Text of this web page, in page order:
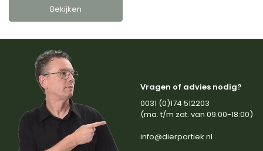
Bekijken
Vragen of advies nodig?
0031 (0)174 512203
(ma. t/m zat. van 09:00-18:00)
info@dierportiek.nl